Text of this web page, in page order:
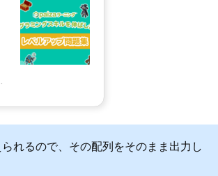
れるので、その配列をそのまま出力し